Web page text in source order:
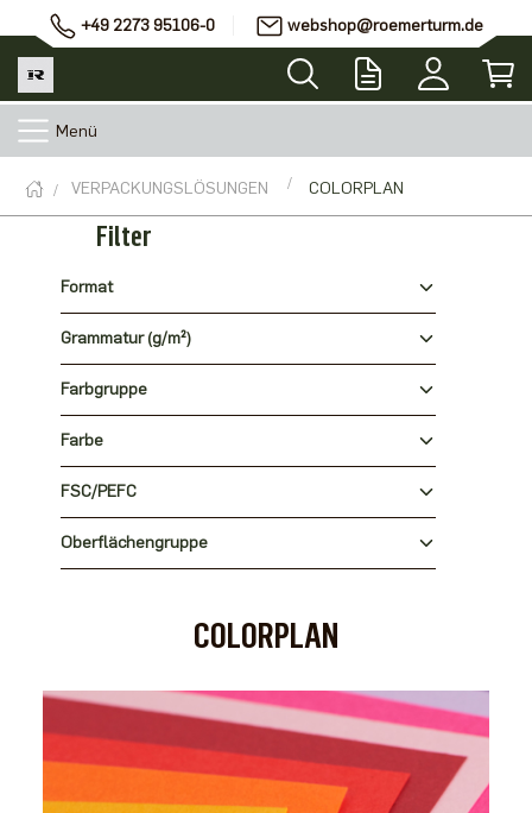
+49 2273 95106-0 webshop@roemerturm.de
Menü
VERPACKUNGSLÖSUNGEN COLORPLAN
Filter
Format
Grammatur (g/m²)
Farbgruppe
Farbe
FSC/PEFC
Oberflächengruppe
COLORPLAN